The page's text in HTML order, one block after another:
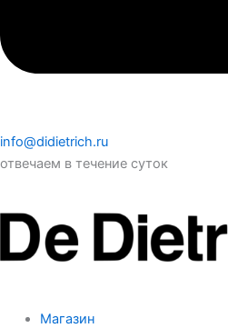
info@didietrich.ru
отвечаем в течение суток
Магазин